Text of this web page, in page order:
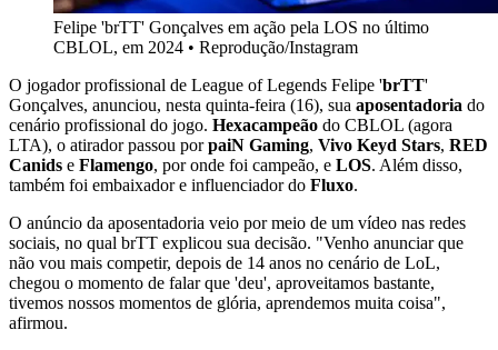
Felipe 'brTT' Gonçalves em ação pela LOS no último
CBLOL, em 2024 • Reprodução/Instagram
O jogador profissional de League of Legends Felipe 'brTT'
Gonçalves, anunciou, nesta quinta-feira (16), sua aposentadoria do
cenário profissional do jogo. Hexacampeão do CBLOL (agora
LTA), o atirador passou porpaiN Gaming, Vivo Keyd Stars, RED
Canids e Flamengo, por onde foi campeão, e LOS. Além disso,
também foi embaixador e influenciador do Fluxo.
O anúncio da aposentadoria veio por meio de um vídeo nas redes
sociais, no qual brTT explicou sua decisão. "Venho anunciar que
não vou mais competir, depois de 14 anos no cenário de LoL,
chegou o momento de falar que 'deu', aproveitamos bastante,
tivemos nossos momentos de glória, aprendemos muita coisa",
afirmou.